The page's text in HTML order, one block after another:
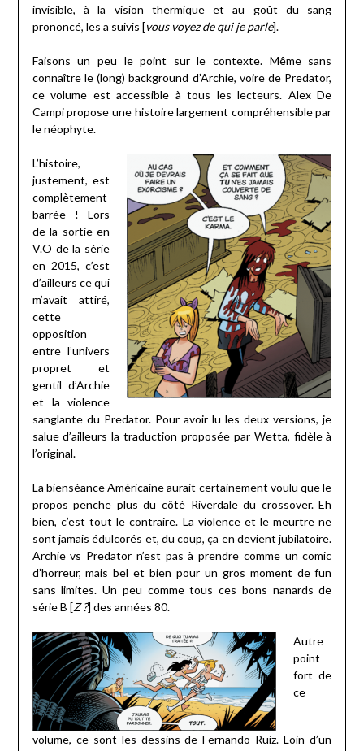
invisible, à la vision thermique et au goût du sang
prononcé, les a suivis [vous voyez de qui je parle].
Faisons un peu le point sur le contexte. Même sans
connaître le (long) background d’Archie, voire de Predator,
ce volume est accessible à tous les lecteurs. Alex De
Campi propose une histoire largement compréhensible par
le néophyte.
L’histoire,
justement, est
complètement
barrée ! Lors
de la sortie en
V.O de la série
en 2015, c’est
d’ailleurs ce qui
m’avait attiré,
cette
opposition
entre l’univers
propret et
gentil d’Archie
et la violence
sanglante du Predator. Pour avoir lu les deux versions, je
salue d’ailleurs la traduction proposée par Wetta, fidèle à
l’original.
La bienséance Américaine aurait certainement voulu que le
propos penche plus du côté Riverdale du crossover. Eh
bien, c’est tout le contraire. La violence et le meurtre ne
sont jamais édulcorés et, du coup, ça en devient jubilatoire.
Archie vs Predator n’est pas à prendre comme un comic
d’horreur, mais bel et bien pour un gros moment de fun
sans limites. Un peu comme tous ces bons nanards de
série B [Z ?] des années 80.
Autre
point
fort de
ce
volume, ce sont les dessins de Fernando Ruiz. Loin d’un